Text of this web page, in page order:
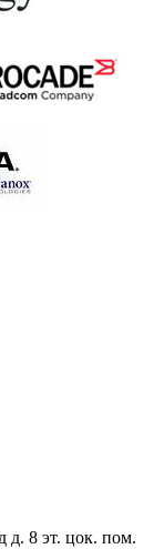
д. 8 эт. цок. пом.